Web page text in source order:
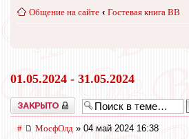
Общение на сайте ‹ Гостевая книга ВВ
01.05.2024 - 31.05.2024
Закрыто
# МосфОлд » 04 май 2024 16:38